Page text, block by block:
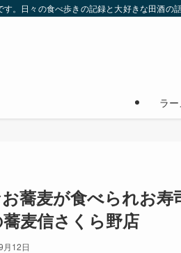
。日々の食べ歩きの記録と大好きな田酒の話
ラ
蕎麦が食べられお
麦信さくら野店
月12日